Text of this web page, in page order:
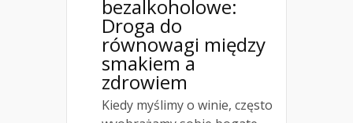
bezalkoholowe:
Droga do
równowagi między
smakiem a
zdrowiem
Kiedy myślimy o winie, często